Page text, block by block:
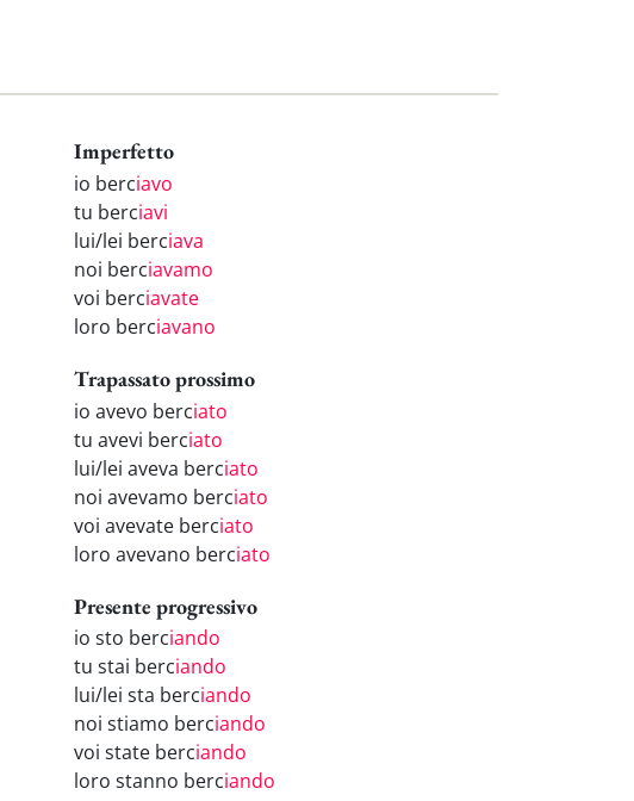
Imperfetto
io berciavo
tu berciavi
lui/lei berciava
noi berciavamo
voi berciavate
loro berciavano
Trapassato prossimo
io avevo berciato
tu avevi berciato
lui/lei aveva berciato
noi avevamo berciato
voi avevate berciato
loro avevano berciato
Presente progressivo
io sto berciando
tu stai berciando
lui/lei sta berciando
noi stiamo berciando
voi state berciando
loro stanno berciando